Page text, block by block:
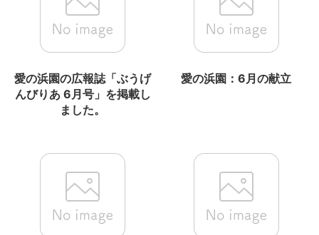
愛の浜園の広報誌「ぶうげ
んびりあ 6月号」を掲載し
ました。
愛の浜園：6月の献立